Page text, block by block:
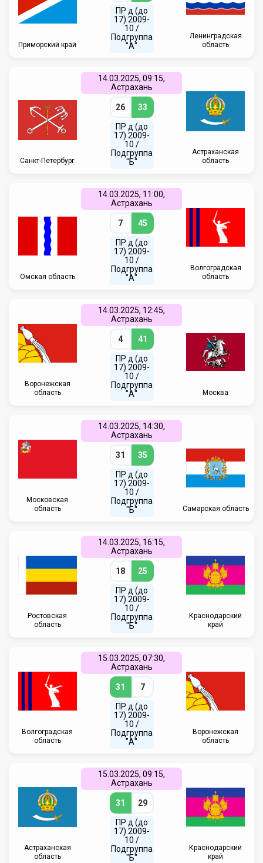
Приморский край
ПР д (до
17) 2009-
10 /
Подгруппа
"А"
Ленинградская
область
Санкт-Петербург
14.03.2025, 09:15,
Астрахань
26 33
ПР д (до
17) 2009-
10 /
Подгруппа
"Б"
Астраханская
область
Омская область
14.03.2025, 11:00,
Астрахань
7 45
ПР д (до
17) 2009-
10 /
Подгруппа
"А"
Волгоградская
область
Воронежская
область
14.03.2025, 12:45,
Астрахань
4 41
ПР д (до
17) 2009-
10 /
Подгруппа
"А"
Москва
Московская
область
14.03.2025, 14:30,
Астрахань
31 35
ПР д (до
17) 2009-
10 /
Подгруппа
"Б"
Самарская область
Ростовская
область
14.03.2025, 16:15,
Астрахань
18 25
ПР д (до
17) 2009-
10 /
Подгруппа
"Б"
Краснодарский
край
Волгоградская
область
15.03.2025, 07:30,
Астрахань
31 7
ПР д (до
17) 2009-
10 /
Подгруппа
"А"
Воронежская
область
Астраханская
область
15.03.2025, 09:15,
Астрахань
31 29
ПР д (до
17) 2009-
10 /
Подгруппа
"Б"
Краснодарский
край